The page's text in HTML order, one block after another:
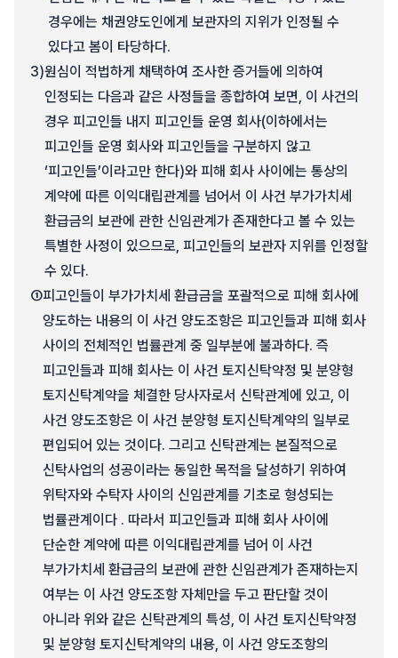
경우에는 채권양도인에게 보관자의 지위가 인정될 수
있다고 봄이 타당하다.
3)원심이 적법하게 채택하여 조사한 증거들에 의하여
인정되는 다음과 같은 사정들을 종합하여 보면, 이 사건의
경우 피고인들 내지 피고인들 운영 회사(이하에서는
피고인들 운영 회사와 피고인들을 구분하지 않고
‘피고인들’이라고만 한다)와 피해 회사 사이에는 통상의
계약에 따른 이익대립관계를 넘어서 이 사건 부가가치세
환급금의 보관에 관한 신임관계가 존재한다고 볼 수 있는
특별한 사정이 있으므로, 피고인들의 보관자 지위를 인정할
수 있다.
①피고인들이 부가가치세 환급금을 포괄적으로 피해 회사에
양도하는 내용의 이 사건 양도조항은 피고인들과 피해 회사
사이의 전체적인 법률관계 중 일부분에 불과하다. 즉
피고인들과 피해 회사는 이 사건 토지신탁약정 및 분양형
토지신탁계약을 체결한 당사자로서 신탁관계에 있고, 이
사건 양도조항은 이 사건 분양형 토지신탁계약의 일부로
편입되어 있는 것이다. 그리고 신탁관계는 본질적으로
신탁사업의 성공이라는 동일한 목적을 달성하기 위하여
위탁자와 수탁자 사이의 신임관계를 기초로 형성되는
법률관계이다 . 따라서 피고인들과 피해 회사 사이에
단순한 계약에 따른 이익대립관계를 넘어 이 사건
부가가치세 환급금의 보관에 관한 신임관계가 존재하는지
여부는 이 사건 양도조항 자체만을 두고 판단할 것이
아니라 위와 같은 신탁관계의 특성, 이 사건 토지신탁약정
및 분양형 토지신탁계약의 내용, 이 사건 양도조항의